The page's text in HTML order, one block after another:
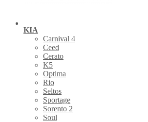
KIA
Carnival 4
Ceed
Cerato
K5
Optima
Rio
Seltos
Sportage
Sorento 2
Soul